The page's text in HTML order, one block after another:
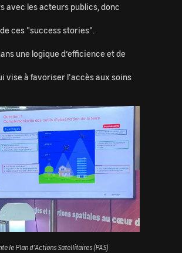
avec les acteurs publics, donc
ces "success stories".
une logique d’efficience et de
vise à favoriser l'accès aux soins
le Plan d'Actions Satellitaires (PAS)